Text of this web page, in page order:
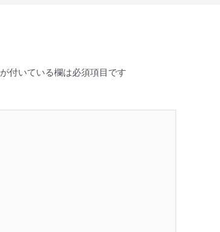
が付いている欄は必須項目です